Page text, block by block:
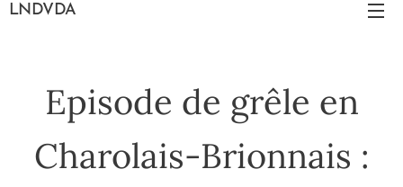
LNDVDA
Episode de grêle en
Charolais-Brionnais :